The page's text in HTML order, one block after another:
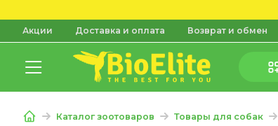
Акции Доставка и оплата Возврат и обмен
Каталог зоотоваров Товары для собак